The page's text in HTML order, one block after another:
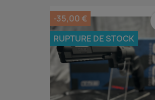
-35,00 €
RUPTURE DE STOCK